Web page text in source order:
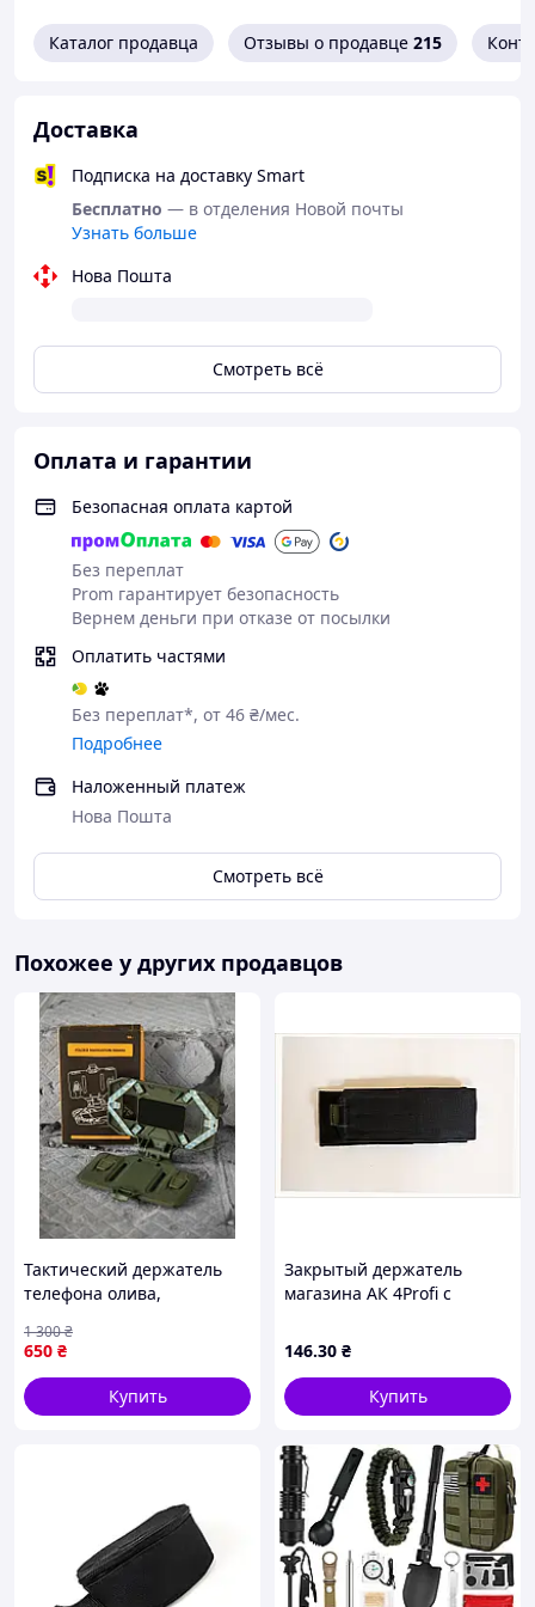
Каталог продавца Отзывы о продавце 215
Доставка
Подписка на доставку Smart
Бесплатно — в отделения Новой почты
Узнать больше
Нова Пошта
Смотреть всё
Оплата и гарантии
Безопасная оплата картой
Без переплат
Prom гарантирует безопасность
Вернем деньги при отказе от посылки
Оплатить частями
Без переплат*, от 46 ₴/мес.
Подробнее
Наложенный платеж
Нова Пошта
Смотреть всё
Похожее у других продавцов
Тактический держатель
телефона олива,
плитоноску, подсумок
держатель смартфона
Lp0ty
650 ₴
1 300₴
Купить
Закрытый держатель
магазина АК 4Profi с
146.30 ₴
Купить